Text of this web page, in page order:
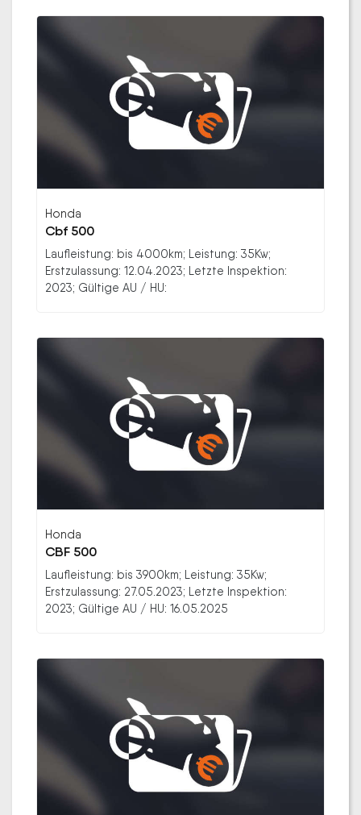
Honda
Cbf 500
Laufleistung: bis 4000km; Leistung: 35Kw;
Erstzulassung: 12.04.2023; Letzte Inspektion:
2023; Gültige AU / HU:
Honda
CBF 500
Laufleistung: bis 3900km; Leistung: 35Kw;
Erstzulassung: 27.05.2023; Letzte Inspektion:
2023; Gültige AU / HU: 16.05.2025